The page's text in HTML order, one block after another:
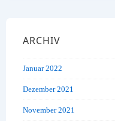
ARCHIV
Januar 2022
Dezember 2021
November 2021